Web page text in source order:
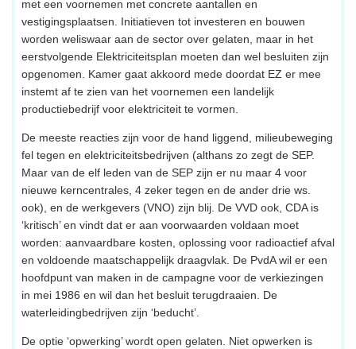
met een voornemen met concrete aantallen en
vestigingsplaatsen. Initiatieven tot investeren en bouwen
worden weliswaar aan de sector over gelaten, maar in het
eerstvolgende Elektriciteitsplan moeten dan wel besluiten zijn
opgenomen. Kamer gaat akkoord mede doordat EZ er mee
instemt af te zien van het voornemen een landelijk
productiebedrijf voor elektriciteit te vormen.
De meeste reacties zijn voor de hand liggend, milieubeweging
fel tegen en elektriciteitsbedrijven (althans zo zegt de SEP.
Maar van de elf leden van de SEP zijn er nu maar 4 voor
nieuwe kerncentrales, 4 zeker tegen en de ander drie ws.
ook), en de werkgevers (VNO) zijn blij. De VVD ook, CDA is
‘kritisch’ en vindt dat er aan voorwaarden voldaan moet
worden: aanvaardbare kosten, oplossing voor radioactief afval
en voldoende maatschappelijk draagvlak. De PvdA wil er een
hoofdpunt van maken in de campagne voor de verkiezingen
in mei 1986 en wil dan het besluit terugdraaien. De
waterleidingbedrijven zijn ‘beducht’.
De optie ‘opwerking’ wordt open gelaten. Niet opwerken is